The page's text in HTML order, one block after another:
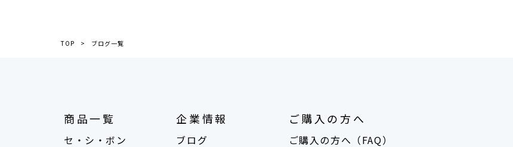
TOP ブログ一覧
商品一覧
セ・シ・ボン
企業情報
ブログ
ご購入の方へ
ご購入の方へ（FAQ）